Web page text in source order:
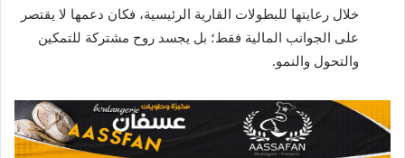
خلال رعايتها للبطولات القارية الرئيسية، فكان دعمها لا يقتصر
على الجوانب المالية فقط؛ بل يجسد روح مشتركة للتمكين
والتحول والنمو.